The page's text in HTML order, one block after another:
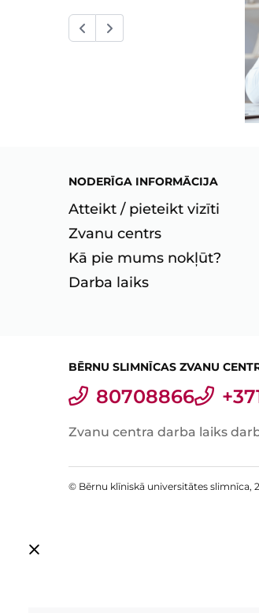
NODERĪGA INFORMĀCIJA
Atteikt / pieteikt vizīti
Zvanu centrs
Kā pie mums nokļūt?
Darba laiks
BĒRNU SLIMNĪCAS ZVANU
80708866
Zvanu centra darba laiks
© Bērnu klīniskā universitātes slimnīca,